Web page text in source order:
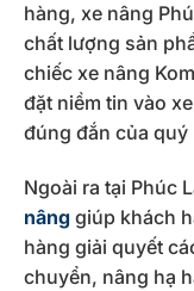
hàng, xe nâng
chất lượng sản
chiếc xe nâng
đặt niềm tin vào
đúng đắn của quý
Ngoài ra tại Phúc
nâng giúp khách
hàng giải quyết
chuyển, nâng hạ